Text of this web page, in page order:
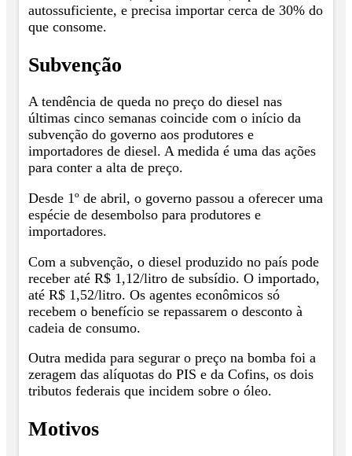
autossuficiente, e precisa importar cerca de 30% do
que consome.
Subvenção
A tendência de queda no preço do diesel nas
últimas cinco semanas coincide com o início da
subvenção do governo aos produtores e
importadores de diesel. A medida é uma das ações
para conter a alta de preço.
Desde 1º de abril, o governo passou a oferecer uma
espécie de desembolso para produtores e
importadores.
Com a subvenção, o diesel produzido no país pode
receber até R$ 1,12/litro de subsídio. O importado,
até R$ 1,52/litro. Os agentes econômicos só
recebem o benefício se repassarem o desconto à
cadeia de consumo.
Outra medida para segurar o preço na bomba foi a
zeragem das alíquotas do PIS e da Cofins, os dois
tributos federais que incidem sobre o óleo.
Motivos